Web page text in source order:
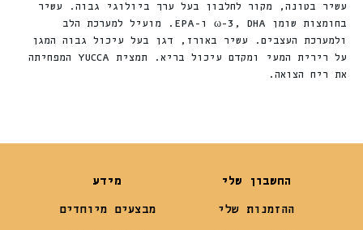
עשיר בטונה, מקור לחלבון בעל ערך ביולוגי גבוה. עשיר
בחומצות שומן ω-3, DHA ו-EPA. מועיל למערכת הלב
ולמערכת העצבים. עשיר באורז, דגן בעל עיכול גבוה המגן
על רירית המעי ומקדם עיכול בריא. תמצית YUCCA המפחיתה
את ריח הצואה.
החשבון שלי
ההזמנות שלי
מידע
מבצעים מיוחדים